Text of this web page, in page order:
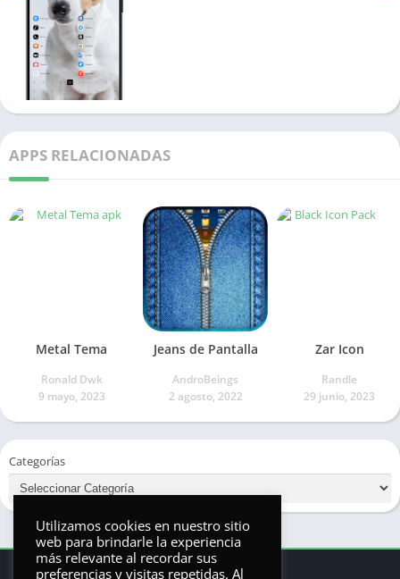
APPS RELACIONADAS
Metal Tema
Ronald Dwk
9 mayo, 2023
Jeans de Pantalla
AndroBeings
2 agosto, 2022
Zar Icon
Randle
29 junio, 2023
Categorías
Utilizamos cookies en nuestro sitio
web para brindarle la experiencia
más relevante al recordar sus
preferencias y visitas repetidas. Al